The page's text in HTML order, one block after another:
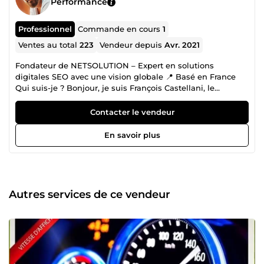
Professionnel Commande en cours1
Ventes au total223 Vendeur depuisAvr. 2021
Fondateur de NETSOLUTION – Expert en solutions
digitales SEO avec une vision globale 📍 Basé en France
Qui suis-je ? Bonjour, je suis François Castellani, le
fondateur de NETSOLUTION. Passionné par le web et la
technologie, j’aime aider les entreprises à réussir en ligne,
peu importe leur taille ou leur secteur. Ce qui me
distingue ? Mon approche humaine et ma capacité à voir
l’ensemble du tableau, que ce soit la création d’un site,
j’ai appris à gérer des projets complexes tout en restant
accessible et à l’écoute. Aujourd’hui, à mon compte, je suis
global et une approche personnalisée. Ce que je propose
Une expertise complète, de A à Z Conception de sites web
: création sur mesure, adaptée à vos besoins spécifiques.
Hébergement : gestion et optimisation pour des
Contacter le vendeur
En savoir plus
Autres services de ce vendeur